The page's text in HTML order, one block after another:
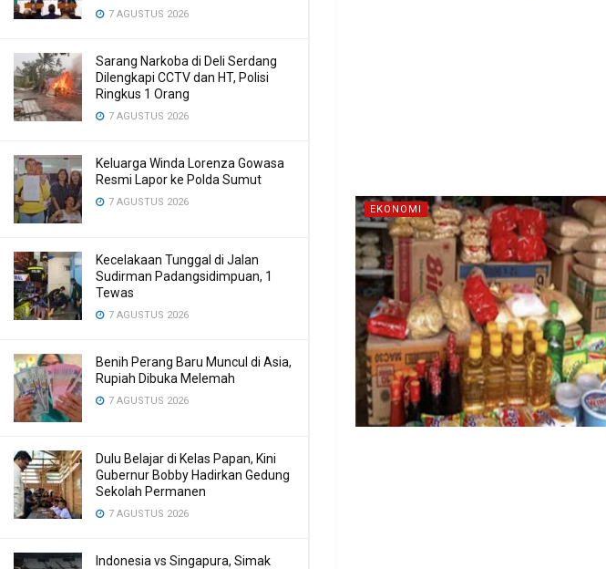
7 AGUSTUS 2026
Sarang Narkoba di Deli Serdang
Dilengkapi CCTV dan HT, Polisi
Ringkus 1 Orang
7 AGUSTUS 2026
Keluarga Winda Lorenza Gowasa
Resmi Lapor ke Polda Sumut
7 AGUSTUS 2026
Kecelakaan Tunggal di Jalan
Sudirman Padangsidimpuan, 1
Tewas
7 AGUSTUS 2026
Benih Perang Baru Muncul di Asia,
Rupiah Dibuka Melemah
7 AGUSTUS 2026
Dulu Belajar di Kelas Papan, Kini
Gubernur Bobby Hadirkan Gedung
Sekolah Permanen
7 AGUSTUS 2026
Indonesia vs Singapura, Simak
EKONOMI